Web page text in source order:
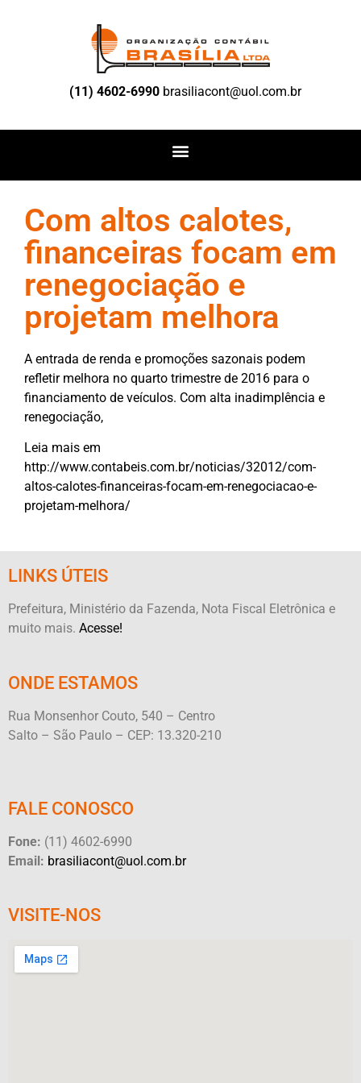
(11) 4602-6990 brasiliacont@uol.com.br
Com altos calotes,
financeiras focam em
renegociação e
projetam melhora
A entrada de renda e promoções sazonais podem
refletir melhora no quarto trimestre de 2016 para o
financiamento de veículos. Com alta inadimplência e
renegociação,
Leia mais em
http://www.contabeis.com.br/noticias/32012/com-
altos-calotes-financeiras-focam-em-renegociacao-e-
projetam-melhora/
LINKS ÚTEIS
Prefeitura, Ministério da Fazenda, Nota Fiscal Eletrônica e
muito mais. Acesse!
ONDE ESTAMOS
Rua Monsenhor Couto, 540 – Centro
Salto – São Paulo – CEP: 13.320-210
FALE CONOSCO
Fone: (11) 4602-6990
Email: brasiliacont@uol.com.br
VISITE-NOS